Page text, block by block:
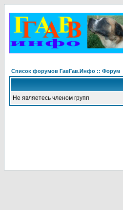
Список форумов ГавГав.Инфо :: Форум
Не являетесь членом групп